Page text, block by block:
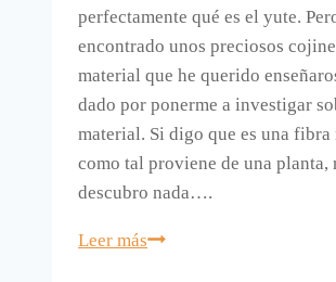
perfectamente qué es el yute.
encontrado unos preciosos
material que he querido
dado por ponerme a investigar
material. Si digo que es una
como tal proviene de una planta,
descubro nada….
Leer másEl